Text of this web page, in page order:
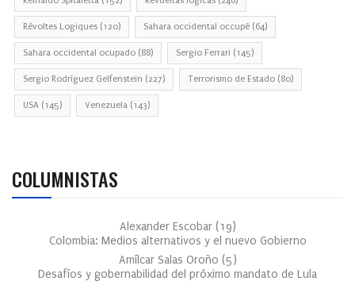
Révoltes Logiques (120) Sahara occidental occupé (64)
Sahara occidental ocupado (88) Sergio Ferrari (145)
Sergio Rodríguez Gelfenstein (227) Terrorismo de Estado (80)
USA (145) Venezuela (143)
COLUMNISTAS
Alexander Escobar (19)
Colombia: Medios alternativos y el nuevo Gobierno
Amílcar Salas Oroño (5)
Desafíos y gobernabilidad del próximo mandato de Lula